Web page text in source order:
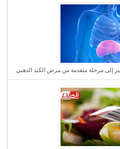
إلى مرحلة متقدمة من مرض الكبد الدهني